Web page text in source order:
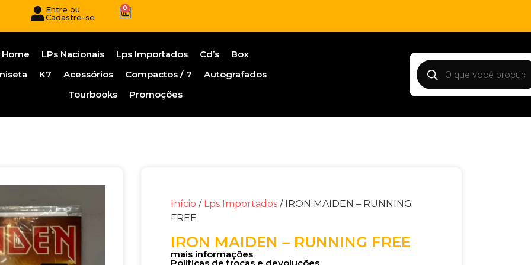
Entre ou
Cadastre-se
0
Home LPs Nacionais Lps Importados Cd’s
Box
K7 Acessórios Compactos / 7
Autografados
Tourbooks
Promoções
Início / Lps Importados/ IRON MAIDEN – RUNNING
FREE
IRON MAIDEN – RUNNING FREE
mais informações